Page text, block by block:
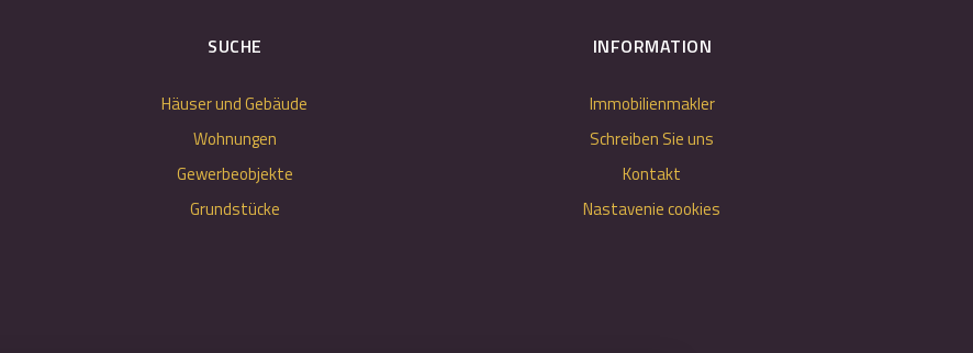
SUCHE
Häuser und Gebäude
Wohnungen
Gewerbeobjekte
Grundstücke
INFORMATION
Immobilienmakler
Schreiben Sie uns
Kontakt
Nastavenie cookies